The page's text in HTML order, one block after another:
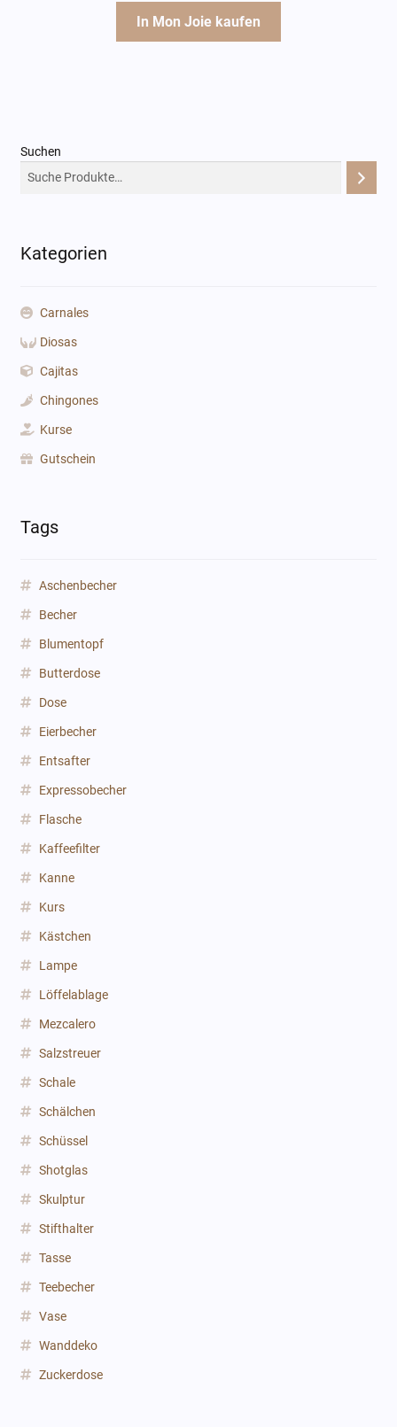
In Mon Joie kaufen
Suchen
Kategorien
Carnales
Diosas
Cajitas
Chingones
Kurse
Gutschein
Tags
Aschenbecher
Becher
Blumentopf
Butterdose
Dose
Eierbecher
Entsafter
Expressobecher
Flasche
Kaffeefilter
Kanne
Kurs
Kästchen
Lampe
Löffelablage
Mezcalero
Salzstreuer
Schale
Schälchen
Schüssel
Shotglas
Skulptur
Stifthalter
Tasse
Teebecher
Vase
Wanddeko
Zuckerdose